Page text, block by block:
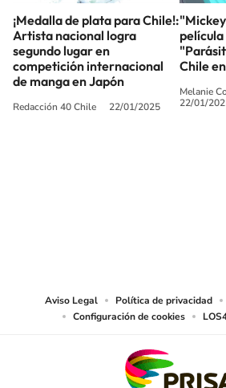
¡Medalla de plata para Chile!:
Artista nacional logra
segundo lugar en
competición internacional
de manga en Japón
Redacción 40 Chile 22/01/2025
Chile
Melanie
22/01/
Aviso Legal Política de privacidad
Configuración de cookies